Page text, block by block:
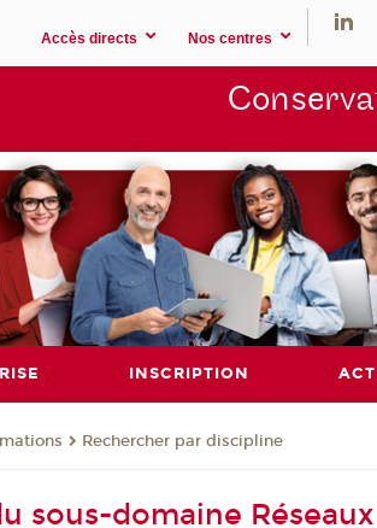
Accès directs Nos centres
INSCRIPTION
Rechercher par discipline
sous-domaine